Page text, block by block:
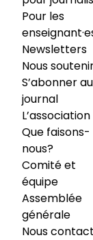
Pour les
Newsletters
Nous
S’abonner au
journal
L’association
Que faisons-
nous?
Comité et
équipe
Assemblée
générale
Nous